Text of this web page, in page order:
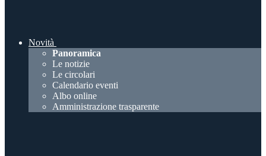
Novità
Panoramica
Le notizie
Le circolari
Calendario eventi
Albo online
Amministrazione trasparente